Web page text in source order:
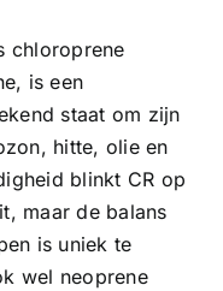
chloroprene
is een
staat om zijn
hitte, olie en
blinkt CR op
maar de balans
is uniek te
wel neoprene